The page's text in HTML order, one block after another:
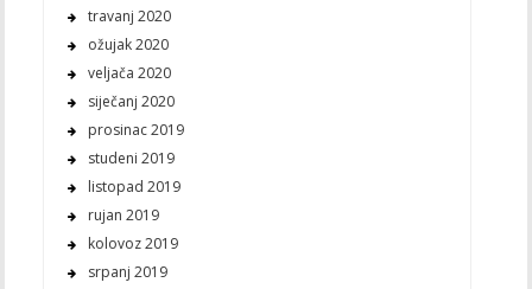
travanj 2020
ožujak 2020
veljača 2020
siječanj 2020
prosinac 2019
studeni 2019
listopad 2019
rujan 2019
kolovoz 2019
srpanj 2019